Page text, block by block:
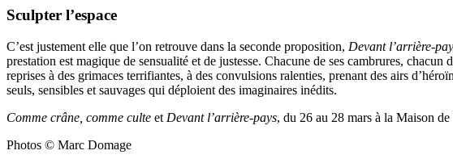
Sculpter l’espace
C’est justement elle que l’on retrouve dans la seconde proposition, Devant l’arrière-
prestation est magique de sensualité et de justesse. Chacune de ses cambrures,
reprises à des grimaces terrifiantes, à des convulsions ralenties, prenant des airs
seuls, sensibles et sauvages qui déploient des imaginaires inédits.
Comme crâne, comme culte et Devant l’arrière-pays, du 26 au 28 mars à la Maison
Photos © Marc Domage